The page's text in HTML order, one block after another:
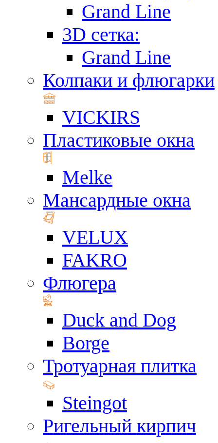
Grand Line
3D сетка:
Grand Line
Колпаки и флюгарки
VICKIRS
Пластиковые окна
Melke
Мансардные окна
VELUX
FAKRO
Флюгера
Duck and Dog
Borge
Тротуарная плитка
Steingot
Ригельный кирпич